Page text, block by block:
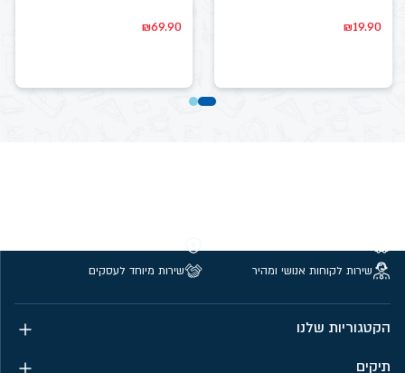
₪19.90
₪69.90
שירות לקוחות אנושי ומהיר
שירות מיוחד לעסקים
הקטגוריות שלנו
תיקים